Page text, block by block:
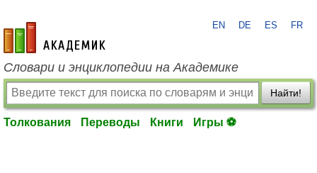
academic.ru
EN DE ES FR
Словари и энциклопедии на Академике
Найти!
Толкования Переводы Книги Игры ⚽